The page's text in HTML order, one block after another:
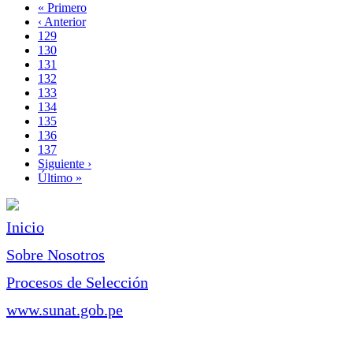
Paginación
Primera
página
« Primero
Página
anterior
‹ Anterior
Page
129
Page
130
Page
131
Page
132
Página
actual
133
Page
134
Page
135
Page
136
Page
137
Siguiente
página
Siguiente ›
Última
Último »
Inicio
Sobre Nosotros
Procesos de Selección
www.sunat.gob.pe